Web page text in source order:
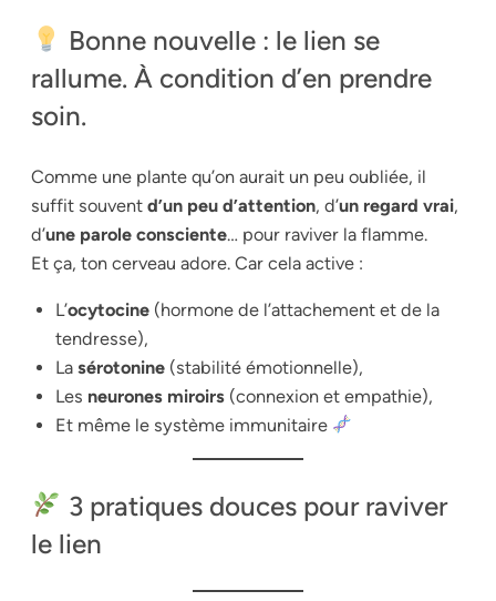
Bonne nouvelle : le lien se
rallume. À condition d’en prendre
soin.
Comme une plante qu’on aurait un peu oubliée, il
suffit souvent d’un peu d’attention, d’un regard vrai,
d’une parole consciente… pour raviver la flamme.
Et ça, ton cerveau adore. Car cela active :
L’ocytocine (hormone de l’attachement et de la
tendresse),
La sérotonine (stabilité émotionnelle),
Les neurones miroirs (connexion et empathie),
Et même le système immunitaire
3 pratiques douces pour raviver
le lien